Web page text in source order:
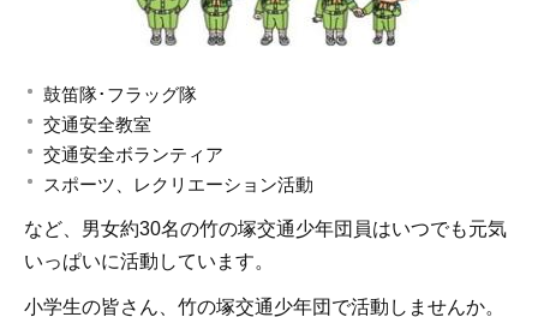
鼓笛隊･フラッグ隊
交通安全教室
交通安全ボランティア
スポーツ、レクリエーション活動
など、男女約30名の竹の塚交通少年団員はいつでも元気
いっぱいに活動しています。
小学生の皆さん、竹の塚交通少年団で活動しませんか。